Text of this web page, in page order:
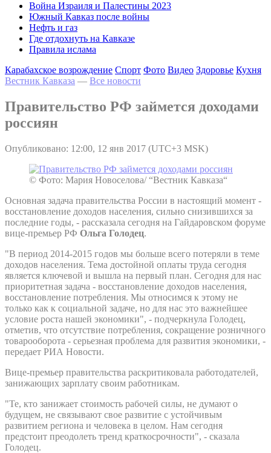
Война Израиля и Палестины 2023
Южный Кавказ после войны
Нефть и газ
Где отдохнуть на Кавказе
Правила ислама
Карабахское возрождение Спорт Фото Видео Здоровье Кухня
Вестник Кавказа — Все новости
Правительство РФ займется доходами
россиян
Опубликовано: 12:00, 12 янв 2017 (UTC+3 MSK)
© Фото: Мария Новоселова/ “Вестник Кавказа“
Основная задача правительства России в настоящий момент -
восстановление доходов населения, сильно снизившихся за
последние годы, - рассказала сегодня на Гайдаровском форуме
вице-премьер РФ Ольга Голодец.
"В период 2014-2015 годов мы больше всего потеряли в теме
доходов населения. Тема достойной оплаты труда сегодня
является ключевой и вышла на первый план. Сегодня для нас
приоритетная задача - восстановление доходов населения,
восстановление потребления. Мы относимся к этому не
только как к социальной задаче, но для нас это важнейшее
условие роста нашей экономики", - подчеркнула Голодец,
отметив, что отсутствие потребления, сокращение розничного
товарооборота - серьезная проблема для развития экономики, -
передает РИА Новости.
Вице-премьер правительства раскритиковала работодателей,
занижающих зарплату своим работникам.
"Те, кто занижает стоимость рабочей силы, не думают о
будущем, не связывают свое развитие с устойчивым
развитием региона и человека в целом. Нам сегодня
предстоит преодолеть тренд краткосрочности", - сказала
Голодец.